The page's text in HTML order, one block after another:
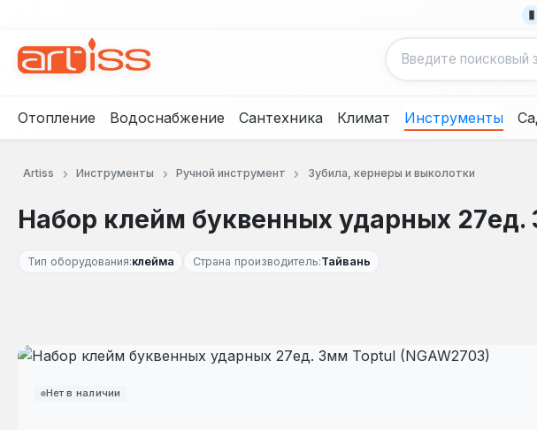
Отопление Водоснабжение Сантехника Климат Инструменты
Artiss Инструменты Ручной инструмент Зубила, кернеры и выколотки
Набор клейм буквенных ударных 27ед.
Тип оборудования:клейма Страна производитель:Тайвань
Нет в наличии
Пропустить галерею изображений